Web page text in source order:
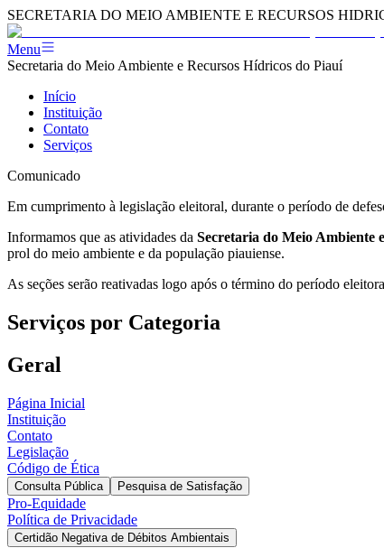
SECRETARIA DO MEIO AMBIENTE E RECURSOS
Menu
Secretaria do Meio Ambiente e Recursos Hídricos do Piauí
Início
Instituição
Contato
Serviços
Comunicado
Em cumprimento à legislação eleitoral, durante o período de
Informamos que as atividades da Secretaria do Meio Ambiente
prol do meio ambiente e da população piauiense.
As seções serão reativadas logo após o término do período
Serviços por Categoria
Geral
Página Inicial
Instituição
Contato
Legislação
Código de Ética
Consulta Pública Pesquisa de Satisfação
Pro-Equidade
Política de Privacidade
Certidão Negativa de Débitos Ambientais